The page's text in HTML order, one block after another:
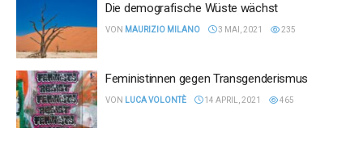
Die demografische Wüste wächst
VON MAURIZIO MILANO 3 MAI, 2021 235
Feministinnen gegen Transgenderismus
VON LUCA VOLONTÈ 14 APRIL, 2021 465